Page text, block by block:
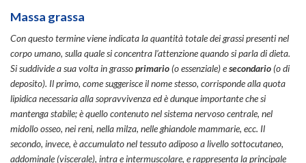
Massa grassa
Con questo termine viene indicata la quantità totale dei grassi presenti nel
corpo umano, sulla quale si concentra l’attenzione quando si parla di dieta.
Si suddivide a sua volta in grassoprimario(oessenziale) esecondario(odi
deposito). Il primo, come suggerisce il nome stesso, corrisponde alla quota
lipidica necessaria alla sopravvivenza ed è dunque importante che si
mantenga stabile; è quello contenuto nel sistema nervoso centrale, nel
midollo osseo, nei reni, nella milza, nelle ghiandole mammarie, ecc. Il
secondo, invece, è accumulato nel tessuto adiposo a livello sottocutaneo,
addominale (viscerale), intra e intermuscolare, e rappresenta la principale